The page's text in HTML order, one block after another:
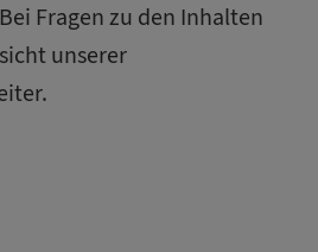
Fragen zu den Inhalten
unserer